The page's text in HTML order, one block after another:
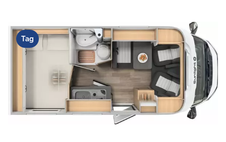
Tag